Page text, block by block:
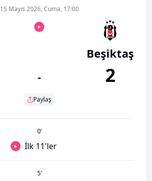
15 Mayıs 2026, Cuma, 17:00
-
Paylaş
Beşiktaş
2
0’
İlk 11'ler
5’